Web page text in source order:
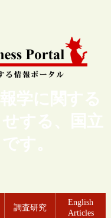
学に関する
する、国立
す。
調査研究
English
Articles